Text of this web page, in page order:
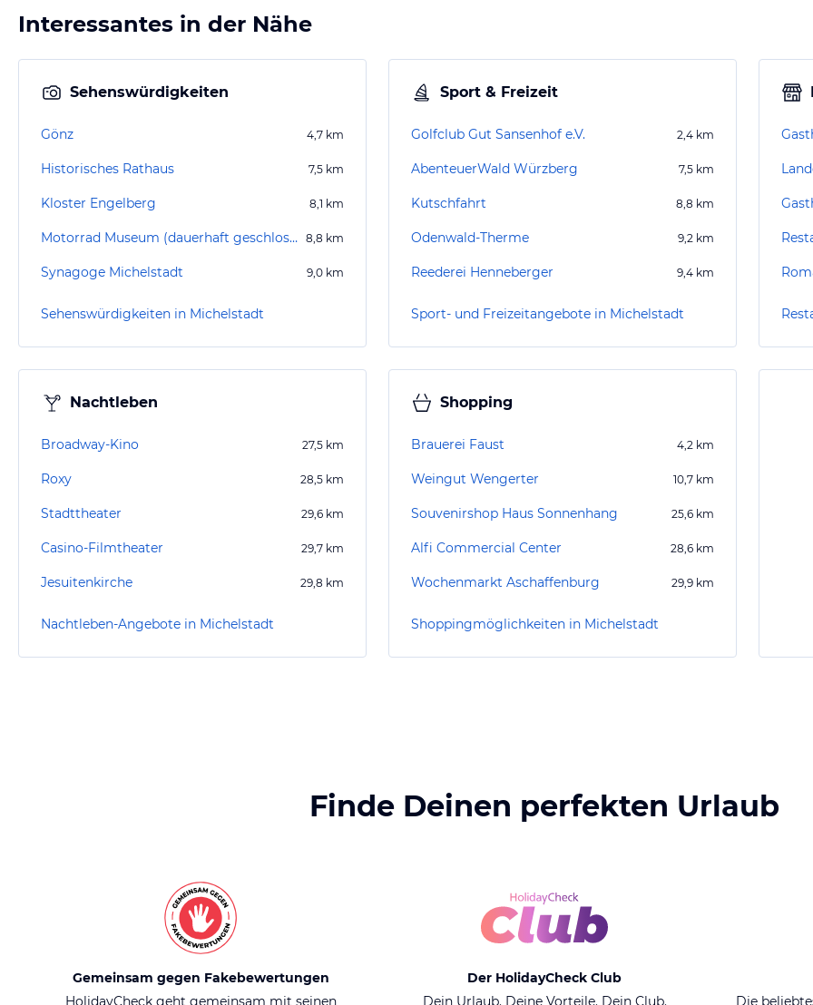
Interessantes in der Nähe
Sehenswürdigkeiten
Gönz 4,7 km
Historisches Rathaus 7,5 km
Kloster Engelberg 8,1 km
Motorrad Museum (dauerhaft geschlossen) 8,8 km
Synagoge Michelstadt 9,0 km
Sehenswürdigkeiten in Michelstadt
Sport & Freizeit
Golfclub Gut Sansenhof e.V. 2,4 km
AbenteuerWald Würzberg 7,5 km
Kutschfahrt 8,8 km
Odenwald-Therme 9,2 km
Reederei Henneberger 9,4 km
Sport- und Freizeitangebote in Michelstadt
Nachtleben
Broadway-Kino 27,5 km
Roxy 28,5 km
Stadttheater 29,6 km
Casino-Filmtheater 29,7 km
Jesuitenkirche 29,8 km
Nachtleben-Angebote in Michelstadt
Shopping
Brauerei Faust 4,2 km
Weingut Wengerter 10,7 km
Souvenirshop Haus Sonnenhang 25,6 km
Alfi Commercial Center 28,6 km
Wochenmarkt Aschaffenburg 29,9 km
Shoppingmöglichkeiten in Michelstadt
Finde Deinen perfekten Urlaub
Gemeinsam gegen Fakebewertungen
HolidayCheck geht gemeinsam mit seinen
Der HolidayCheck Club
Dein Urlaub. Deine Vorteile. Dein Club.
Die